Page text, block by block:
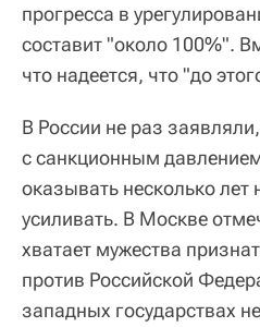
прогресса в
составит "около 100%".
что надеется, что "до
В России не раз
с санкционным
оказывать несколько
усиливать. В Москве
хватает мужества
против Российской
западных государствах